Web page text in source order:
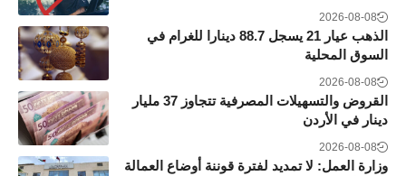
2026-08-08
الذهب عيار 21 يسجل 88.7 دينارا للغرام في
السوق المحلية
2026-08-08
القروض والتسهيلات المصرفية تتجاوز 37 مليار
دينار في الأردن
2026-08-08
وزارة العمل: لا تمديد لفترة قوننة أوضاع العمالة